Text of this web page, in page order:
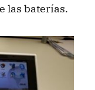
las baterías.